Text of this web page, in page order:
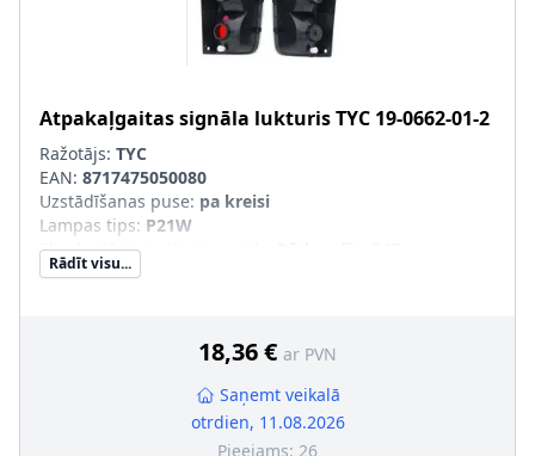
Atpakaļgaitas signāla lukturisTYC 19-0662-01-2
Ražotājs: TYC
EAN: 8717475050080
Uzstādīšanas puse: pa kreisi
Lampas tips: P21W
Ekspluatācijas atļaujas veids
Apgaismošanas ierīces funkcija
Rādīt visu...
18,36 € ar PVN
Saņemt veikalā
otrdien, 11.08.2026
Pieejams: 26